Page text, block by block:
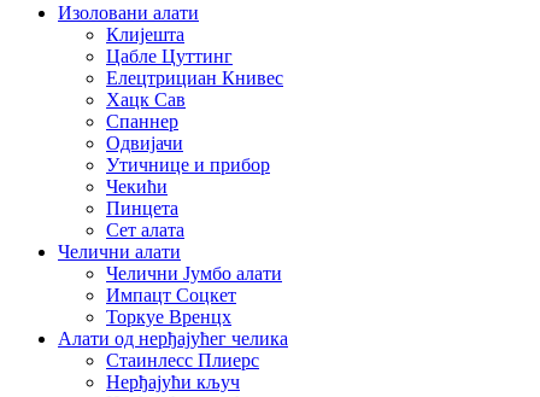
Изоловани алати
Клијешта
Цабле Цуттинг
Елецтрициан Книвес
Хацк Сав
Спаннер
Одвијачи
Утичнице и прибор
Чекићи
Пинцета
Сет алата
Челични алати
Челични Јумбо алати
Импацт Соцкет
Торкуе Вренцх
Алати од нерђајућег челика
Стаинлесс Плиерс
Нерђајући кључ